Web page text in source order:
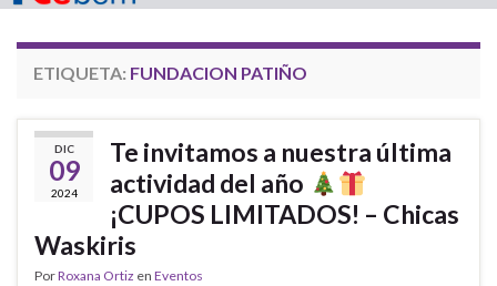
ETIQUETA: FUNDACION PATIÑO
DIC
09
2024
Te invitamos a nuestra última
actividad del año
¡CUPOS LIMITADOS! – Chicas
Waskiris
PorRoxana Ortiz en Eventos